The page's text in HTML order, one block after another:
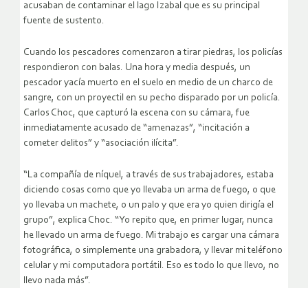
acusaban de contaminar el lago Izabal que es su principal
fuente de sustento.
Cuando los pescadores comenzaron a tirar piedras, los policías
respondieron con balas. Una hora y media después, un
pescador yacía muerto en el suelo en medio de un charco de
sangre, con un proyectil en su pecho disparado por un policía.
Carlos Choc, que capturó la escena con su cámara, fue
inmediatamente acusado de “amenazas”, “incitación a
cometer delitos” y “asociación ilícita”.
“La compañía de níquel, a través de sus trabajadores, estaba
diciendo cosas como que yo llevaba un arma de fuego, o que
yo llevaba un machete, o un palo y que era yo quien dirigía el
grupo”, explica Choc. “Yo repito que, en primer lugar, nunca
he llevado un arma de fuego. Mi trabajo es cargar una cámara
fotográfica, o simplemente una grabadora, y llevar mi teléfono
celular y mi computadora portátil. Eso es todo lo que llevo, no
llevo nada más”.